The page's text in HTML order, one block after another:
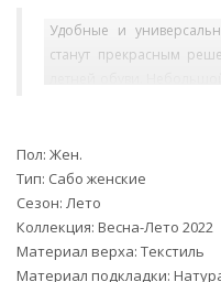
Удобные и
станут прекрасным
делает их
дизайн позволит с
различными
искусственный велюр.
Пол: Жен.
Тип: Сабо женские
Сезон: Лето
Коллекция: Весна-Лето 2022
Материал верха: Текстиль
Материал подкладки: